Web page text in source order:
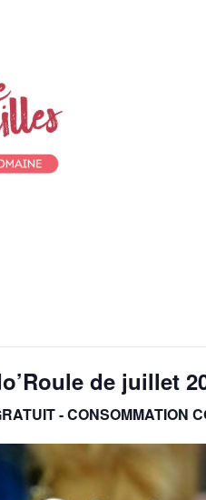
de juillet
- CONSOMMATION